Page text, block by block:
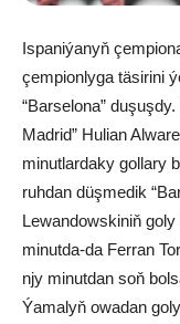
Ispaniýanyň
çempionlyga täsirini
“Barselona”
Madrid” Hulian
minutlardaky gollary
ruhdan düşmedik
Lewandowskiniň
minutda-da Ferran
njy minutdan soň
Ýamalyň owadan